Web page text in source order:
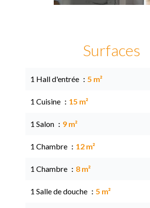
Surfaces
1 Hall d'entrée 5 m²
1 Cuisine 15 m²
1 Salon 9 m²
1 Chambre 12 m²
1 Chambre 8 m²
1 Salle de douche 5 m²